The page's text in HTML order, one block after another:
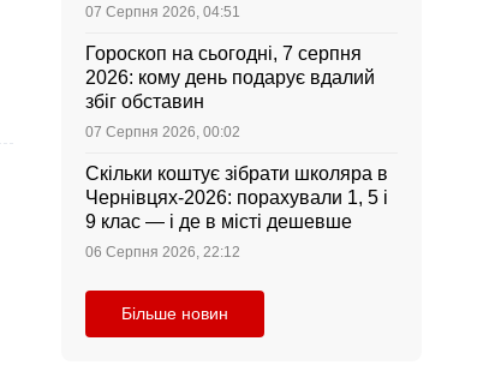
07 Серпня 2026, 04:51
Гороскоп на сьогодні, 7 серпня
2026: кому день подарує вдалий
збіг обставин
07 Серпня 2026, 00:02
Скільки коштує зібрати школяра в
Чернівцях-2026: порахували 1, 5 і
9 клас — і де в місті дешевше
06 Серпня 2026, 22:12
Більше новин